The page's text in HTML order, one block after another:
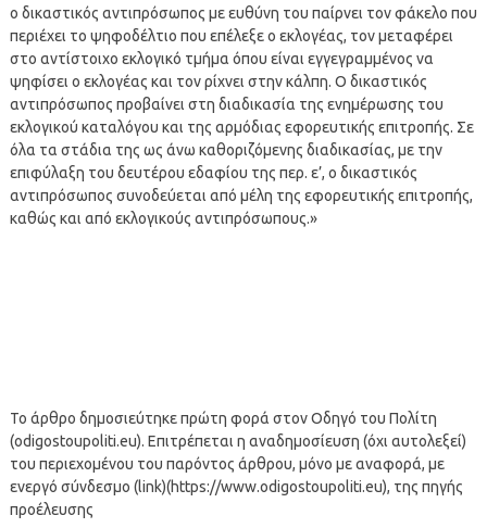
ο δικαστικός αντιπρόσωπος με ευθύνη του παίρνει τον φάκελο που
περιέχει το ψηφοδέλτιο που επέλεξε ο εκλογέας, τον μεταφέρει
στο αντίστοιχο εκλογικό τμήμα όπου είναι εγγεγραμμένος να
ψηφίσει ο εκλογέας και τον ρίχνει στην κάλπη. Ο δικαστικός
αντιπρόσωπος προβαίνει στη διαδικασία της ενημέρωσης του
εκλογικού καταλόγου και της αρμόδιας εφορευτικής επιτροπής. Σε
όλα τα στάδια της ως άνω καθοριζόμενης διαδικασίας, με την
επιφύλαξη του δευτέρου εδαφίου της περ. ε’, ο δικαστικός
αντιπρόσωπος συνοδεύεται από μέλη της εφορευτικής επιτροπής,
καθώς και από εκλογικούς αντιπρόσωπους.»
Το άρθρο δημοσιεύτηκε πρώτη φορά στον Οδηγό του Πολίτη
(odigostoupoliti.eu). Επιτρέπεται η αναδημοσίευση (όχι αυτολεξεί)
του περιεχομένου του παρόντος άρθρου, μόνο με αναφορά, με
ενεργό σύνδεσμο (link)(https://www.odigostoupoliti.eu), της πηγής
προέλευσης